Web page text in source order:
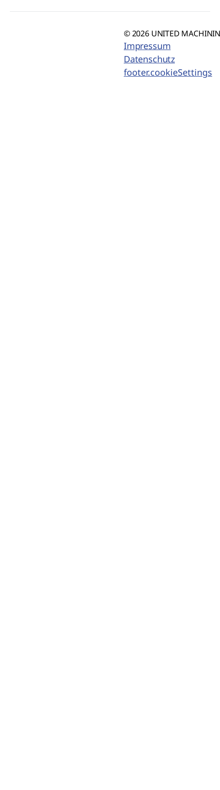
© 2026 UNITED
Impressum
Datenschutz
footer.cookieSettings